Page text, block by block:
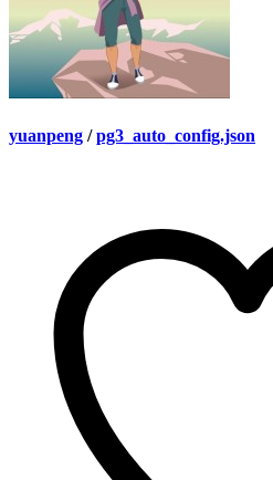
yuanpeng / pg3_auto_config.json